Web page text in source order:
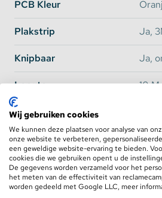
Let op:
Deze
tegen vochtindringing, de
ledstrip. Om eventueel geknipte
te dichten kunt u siliconen kit of
gebruiken. (waterdichte
Zorg er voor dat u de kit zo
uiteindes van de strip volledig
Toepassingen:
Achter uw televisie
PCB Kleur
Plakstrip Ja,
Knipbaar Ja,
Lengte 10
Breedte
Dikte
Benodigde
Transformator
24
Wij gebruiken cookies
We kunnen deze plaatsen voor analyse van
onze website te verbeteren,
een geweldige website-ervaring te bieden.
cookies die we gebruiken opent u de
De gegevens worden verzameld voor het
het meten van de effectiviteit van
worden gedeeld met Google LLC, meer